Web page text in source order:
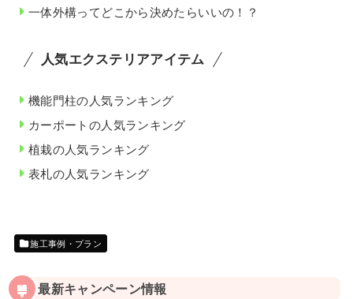
一体外構ってどこから決めたらいいの！？
人気エクステリアアイテム
機能門柱の人気ランキング
カーポートの人気ランキング
植栽の人気ランキング
表札の人気ランキング
施工事例・プラン
最新キャンペーン情報